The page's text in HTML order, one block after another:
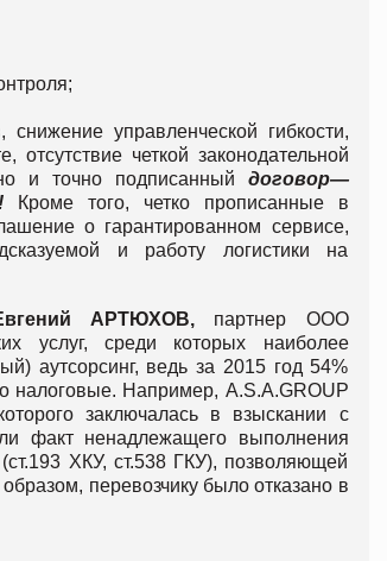
управленческой гибкости,
отсутствие четкой законодательной
и точно подписанный договор—
!
Кроме того, четко прописанные в
о гарантированном сервисе,
и работу логистики на
АРТЮХОВ, партнер ООО
услуг, среди которых наиболее
аутсорсинг, ведь за 2015 год 54%
налоговые. Например, А.S.A.GROUP
заключалась в взыскании с
факт ненадлежащего выполнения
ХКУ, ст.538 ГКУ), позволяющей
перевозчику было отказано в